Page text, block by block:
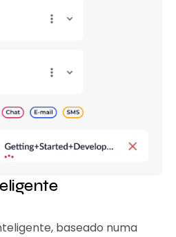
baseado numa